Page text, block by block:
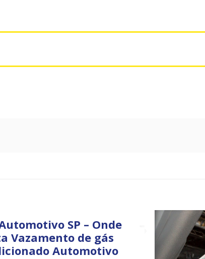
SP – Onde
Vazamento de gás
Automotivo